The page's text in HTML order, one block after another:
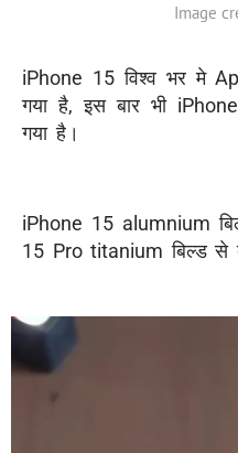
Image
iPhone 15 विश्व भर मे
गया है, इस बार भी
गया है।
iPhone 15 alumnium
15 Pro titanium बिल्ड से